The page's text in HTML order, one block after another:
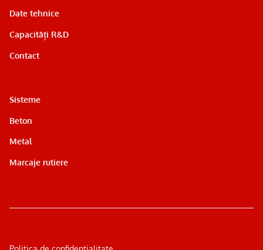
Date tehnice
Capacități R&D
Contact
Sisteme
Beton
Metal
Marcaje rutiere